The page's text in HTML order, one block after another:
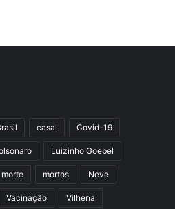
casal Covid-19
Luizinho Goebel
morte mortos Neve
Vacinação Vilhena